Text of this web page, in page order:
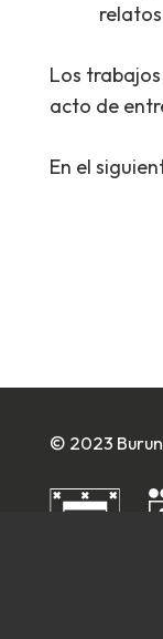
Los
acto de
En el
© 2023